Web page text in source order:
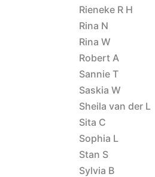
Rieneke R H
Rina N
Rina W
Robert A
Sannie T
Saskia W
Sheila van der L
Sita C
Sophia L
Stan S
Sylvia B